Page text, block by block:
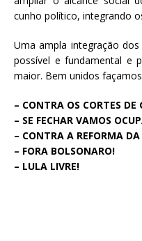
cunho político, integrando
Uma ampla integração
possível e fundamental e
maior. Bem unidos
– CONTRA OS CORTES DE
– SE FECHAR VAMOS
– CONTRA A REFORMA
– FORA BOLSONARO!
– LULA LIVRE!